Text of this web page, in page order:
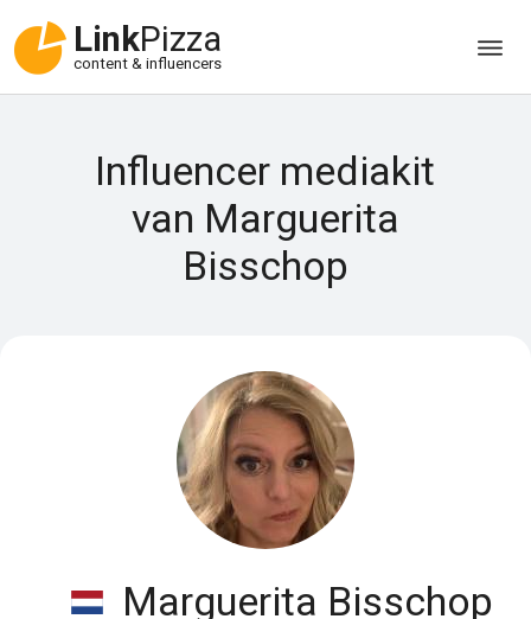
LinkPizza
content & influencers
Influencer mediakit
van Marguerita
Bisschop
Marguerita Bisschop